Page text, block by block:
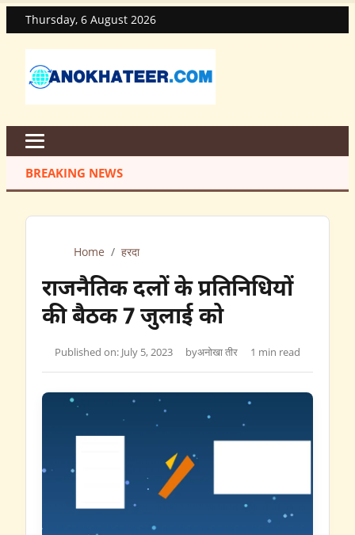
Thursday, 6 August 2026
BREAKING NEWS
Home / हरदा
राजनैतिक दलों के प्रतिनिधियों
की बैठक 7 जुलाई को
Published on: July 5, 2023 byअनोखा तीर 1 min read